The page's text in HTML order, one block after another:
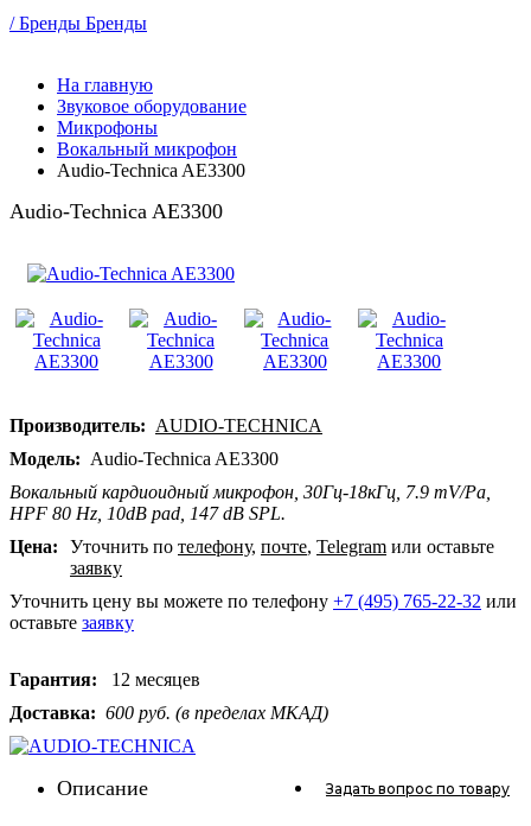
/ Бренды Бренды
На главную
Звуковое оборудование
Микрофоны
Вокальный микрофон
Audio-Technica AE3300
Audio-Technica AE3300
Производитель: AUDIO-TECHNICA
Модель: Audio-Technica AE3300
Вокальный кардиоидный микрофон, 30Гц-18кГц, 7.9 mV/Pa,
HPF 80 Hz, 10dB pad, 147 dB SPL.
Цена:
Уточнить по телефону, почте, Telegram или оставьте
заявку
Уточнить цену вы можете по телефону +7 (495) 765-22-32 или
оставьте заявку
Гарантия: 12 месяцев
Доставка: 600 руб. (в пределах МКАД)
Описание Задать вопрос по товару